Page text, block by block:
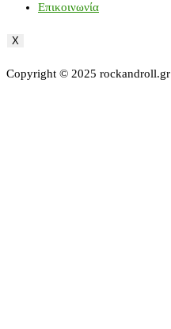
Επικοινωνία
X
Copyright © 2025 rockandroll.gr